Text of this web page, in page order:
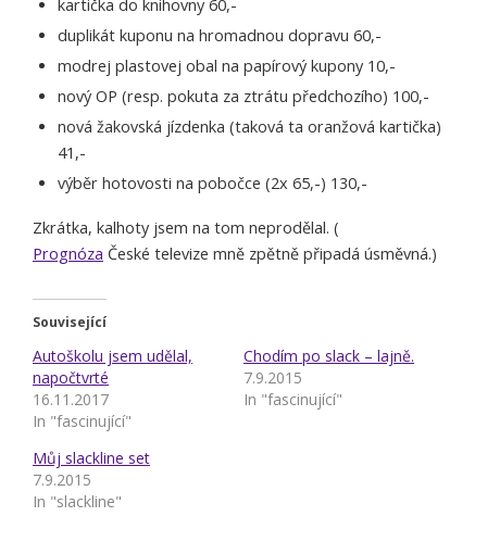
kartička do knihovny 60,-
duplikát kuponu na hromadnou dopravu 60,-
modrej plastovej obal na papírový kupony 10,-
nový OP (resp. pokuta za ztrátu předchozího) 100,-
nová žakovská jízdenka (taková ta oranžová kartička)
41,-
výběr hotovosti na pobočce (2x 65,-) 130,-
Zkrátka, kalhoty jsem na tom neprodělal. (
Prognóza České televize mně zpětně připadá úsměvná.)
Související
Autoškolu jsem udělal,
napočtvrté
16.11.2017
In "fascinující"
Chodím po slack – lajně.
7.9.2015
In "fascinující"
Můj slackline set
7.9.2015
In "slackline"